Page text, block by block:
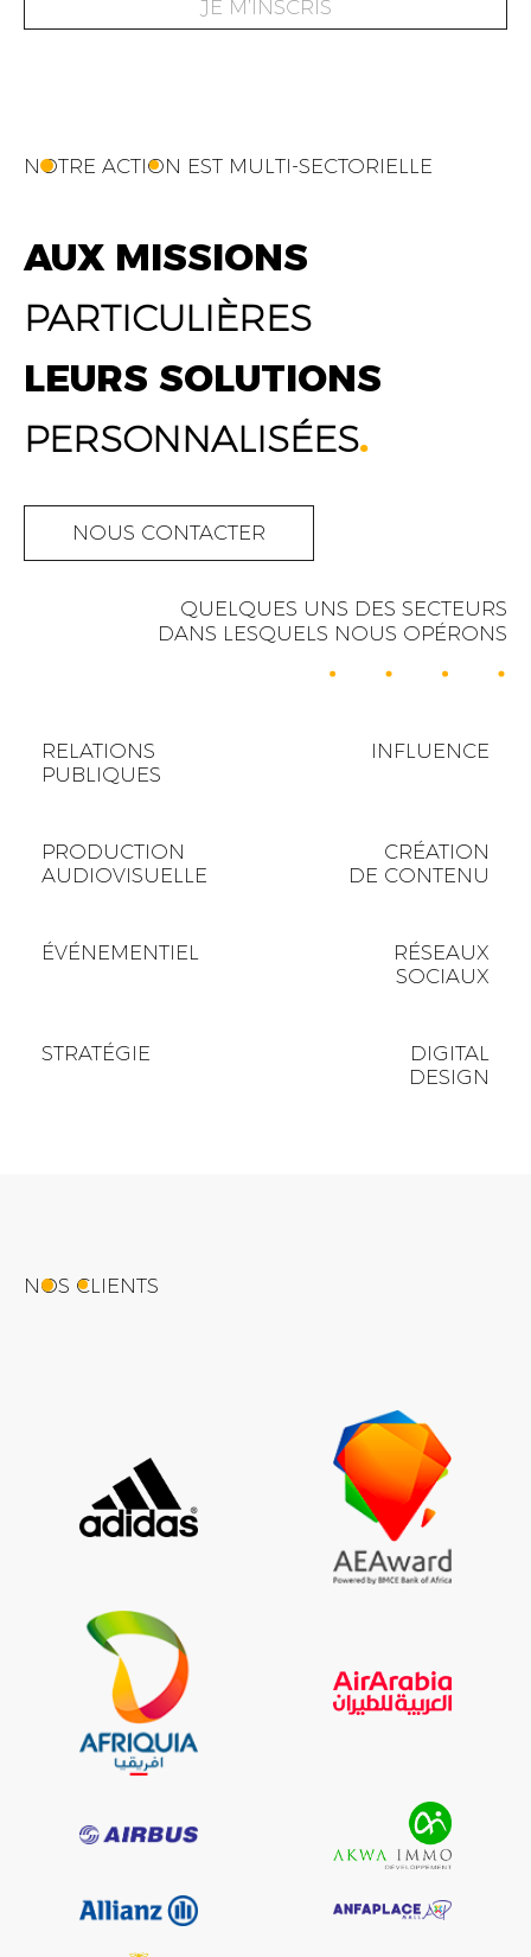
JE M’INSCRIS
NOTRE ACTION EST MULTI-SECTORIELLE
AUX MISSIONS
PARTICULIÈRES
LEURS SOLUTIONS
PERSONNALISÉES.
NOUS CONTACTER
QUELQUES UNS DES SECTEURS
DANS LESQUELS NOUS OPÉRONS
RELATIONS
PUBLIQUES
INFLUENCE
PRODUCTION
AUDIOVISUELLE
CRÉATION
DE CONTENU
ÉVÉNEMENTIEL
RÉSEAUX
SOCIAUX
STRATÉGIE
DIGITAL
DESIGN
NOS CLIENTS